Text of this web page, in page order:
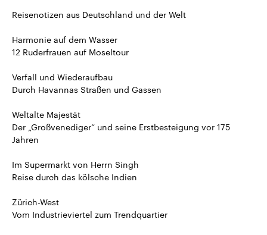
Reisenotizen aus Deutschland und der Welt
Harmonie auf dem Wasser
12 Ruderfrauen auf Moseltour
Verfall und Wiederaufbau
Durch Havannas Straßen und Gassen
Weltalte Majestät
Der „Großvenediger“ und seine Erstbesteigung vor 175
Jahren
Im Supermarkt von Herrn Singh
Reise durch das kölsche Indien
Zürich-West
Vom Industrieviertel zum Trendquartier